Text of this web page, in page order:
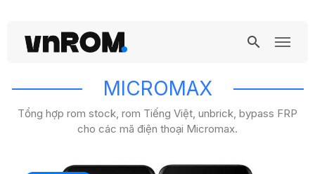
MICROMAX
Tổng hợp rom stock, rom Tiếng Việt, unbrick, bypass FRP
cho các mã điện thoại Micromax.